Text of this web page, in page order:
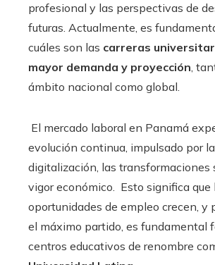
profesional y las perspectivas de
futuras. Actualmente, es
cuáles son las carreras
mayor demanda y proyección,
ámbito nacional como global.
El mercado laboral en Panamá
evolución continua, impulsado por la
digitalización, las transformaciones
vigor económico. Esto significa que
oportunidades de empleo crecen, y
el máximo partido, es fundamental
centros educativos de renombre